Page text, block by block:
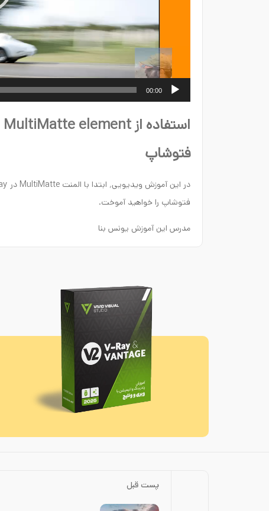
00:00
فتوشاپ
فتوشاپ را خواهید آموخت.
مدرس این آموزش یونس بنا
پست قبل